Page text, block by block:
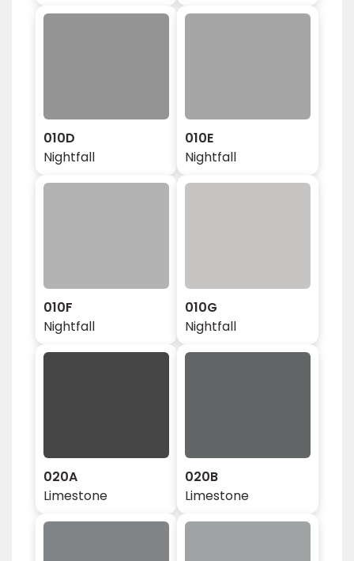
010D
Nightfall
010E
Nightfall
010F
Nightfall
010G
Nightfall
020A
Limestone
020B
Limestone